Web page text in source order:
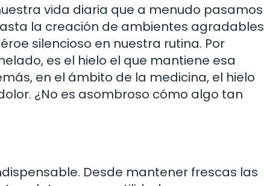
vida diaria que a menudo pasamos
la creación de ambientes agradables
silencioso en nuestra rutina. Por
es el hielo el que mantiene esa
en el ámbito de la medicina, el hielo
¿No es asombroso cómo algo tan
Desde mantener frescas las